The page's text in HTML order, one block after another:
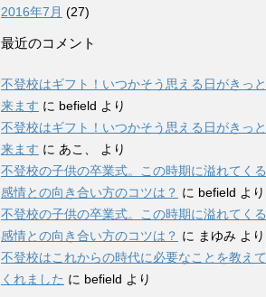
2016年7月 (27)
最近のコメント
不登校はギフト！いつかそう思える日がきっと
来ます に befield より
不登校はギフト！いつかそう思える日がきっと
来ます に あこ、
より
不登校の子供の卒業式。この時期に溢れてくる
感情との向き合い方のコツは？ に befield より
不登校の子供の卒業式。この時期に溢れてくる
感情との向き合い方のコツは？ に まゆみ より
不登校はこれからの時代に必要なことを教えて
くれました に befield より